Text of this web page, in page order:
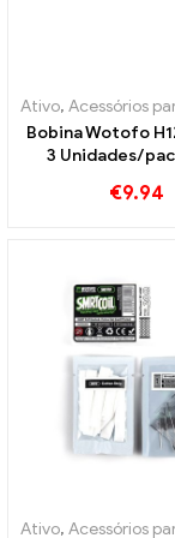
Ativo, Acessórios para
Bobina Wotofo
3 Unidades/
€9.94
Ativo, Acessórios para